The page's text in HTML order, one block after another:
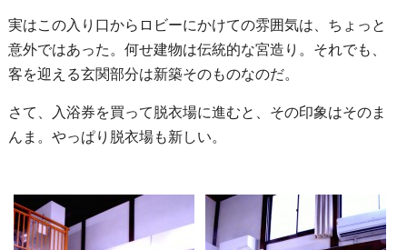
実はこの入り口からロビーにかけての雰囲気は、ちょっと
意外ではあった。何せ建物は伝統的な宮造り。それでも、
客を迎える玄関部分は新築そのものなのだ。
さて、入浴券を買って脱衣場に進むと、その印象はそのま
んま。やっぱり脱衣場も新しい。